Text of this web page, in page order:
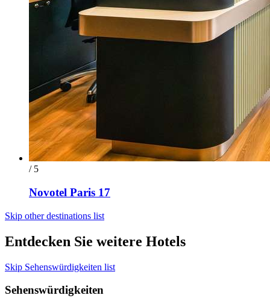
/ 5
Novotel Paris 17
Skip other destinations list
Entdecken Sie weitere Hotels
Skip Sehenswürdigkeiten list
Sehenswürdigkeiten